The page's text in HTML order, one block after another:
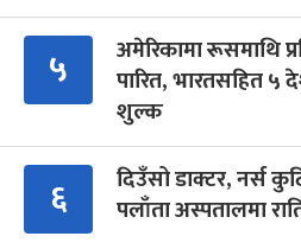
५
अमेरिकामा रूसमाथि
पारित, भारतसहित ५
शुल्क
६
दिउँसो डाक्टर, नर्स
पलाँता अस्पतालमा